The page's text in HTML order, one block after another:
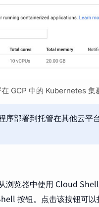
在 GCP 中的 Kubernetes 集
部署到托管在其他云平
浏览器中使用 Cloud
按钮。点击该按钮可